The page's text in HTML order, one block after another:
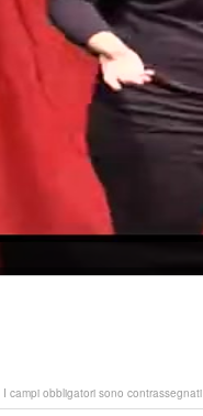
I campi obbligatori sono contrassegnati